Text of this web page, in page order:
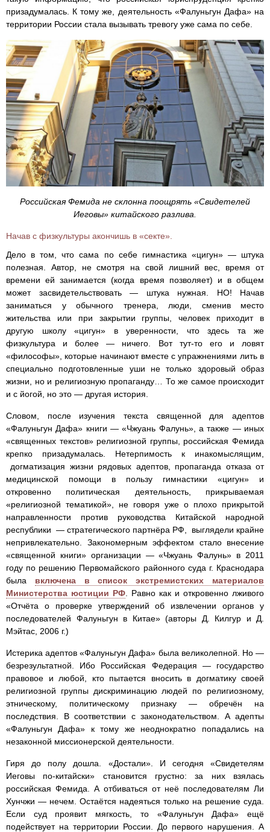
призадумалась. К тому же, деятельность «Фалуньгун Дафа» на
территории России стала вызывать тревогу уже сама по себе.
Российская Фемида не склонна поощрять «Свидетелей
Иеговы» китайского разлива.
Начав с физкультуры акончишь в «секте».
Дело в том, что сама по себе гимнастика «цигун» — штука
полезная. Автор, не смотря на свой лишний вес, время от
времени ей занимается (когда время позволяет) и в общем
может засвидетельствовать — штука нужная. НО! Начав
заниматься у обычного тренера, люди, сменив место
жительства или при закрытии группы, человек приходит в
другую школу «цигун» в уверенности, что здесь та же
физкультура и более — ничего. Вот тут-то его и ловят
«философы», которые начинают вместе с упражнениями лить в
специально подготовленные уши не только здоровый образ
жизни, но и религиозную пропаганду… То же самое происходит
и с йогой, но это — другая история.
Словом, после изучения текста священной для адептов
«Фалуньгун Дафа» книги — «Чжуань Фалунь», а также — иных
«священных текстов» религиозной группы, российская Фемида
крепко призадумалась. Нетерпимость к инакомыслящим,
догматизация жизни рядовых адептов, пропаганда отказа от
медицинской помощи в пользу гимнастики «цигун» и
откровенно политическая деятельность, прикрываемая
«религиозной тематикой», не говоря уже о плохо прикрытой
направленности против руководства Китайской народной
республики — стратегического партнёра РФ, выглядели крайне
непривлекательно. Закономерным эффектом стало внесение
«священной книги» организации — «Чжуань Фалунь» в 2011
году по решению Первомайского районного суда г. Краснодара
была включена в список экстремистских материалов
Министерства юстиции РФ . Равно как и откровенно лживого
«Отчёта о проверке утверждений об извлечении органов у
последователей Фалуньгун в Китае» (авторы Д. Килгур и Д.
Мэйтас, 2006 г.)
Истерика адептов «Фалуньгун Дафа» была великолепной. Но —
безрезультатной. Ибо Российская Федерация — государство
правовое и любой, кто пытается вносить в догматику своей
религиозной группы дискриминацию людей по религиозному,
этническому, политическому признаку — обречён на
последствия. В соответствии с законодательством. А адепты
«Фалуньгун Дафа» к тому же неоднократно попадались на
незаконной миссионерской деятельности.
Гиря до полу дошла. «Достали». И сегодня «Свидетелям
Иеговы по-китайски» становится грустно: за них взялась
российская Фемида. А отбиваться от неё последователям Ли
Хунчжи — нечем. Остаётся надеяться только на решение суда.
Если суд проявит мягкость, то «Фалуньгун Дафа» ещё
подействует на территории России. До первого нарушения. А